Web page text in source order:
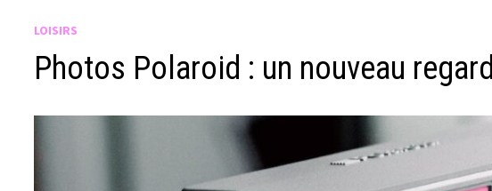
LOISIRS
Photos Polaroid : un nouveau regard